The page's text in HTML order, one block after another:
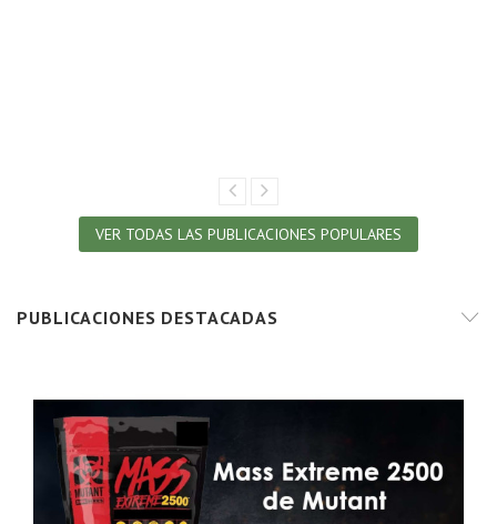
VER TODAS LAS PUBLICACIONES POPULARES
PUBLICACIONES DESTACADAS